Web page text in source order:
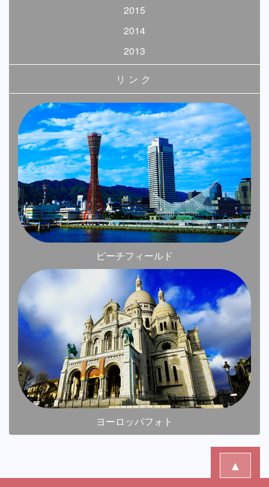
2015
2014
2013
リンク
ピーチフィールド
ヨーロッパフォト
▲